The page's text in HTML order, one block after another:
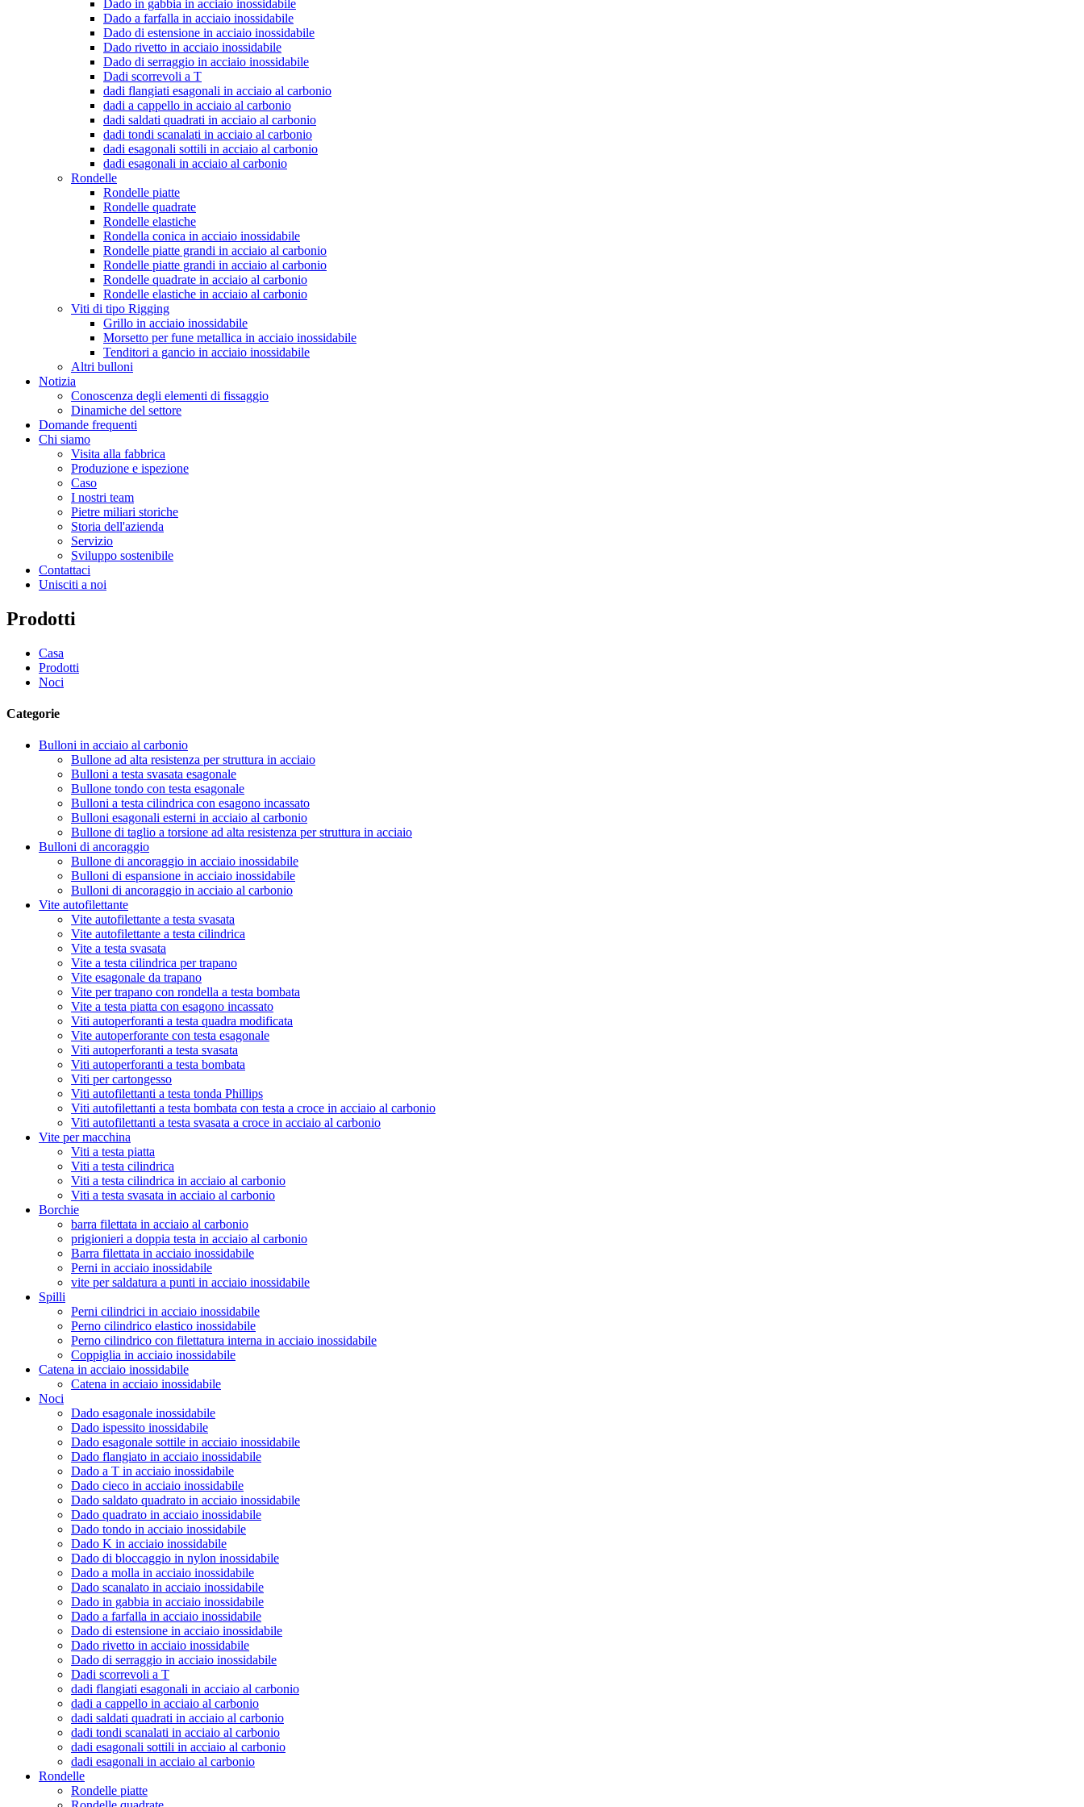
Dado in gabbia in acciaio inossidabile
Dado a farfalla in acciaio inossidabile
Dado di estensione in acciaio inossidabile
Dado rivetto in acciaio inossidabile
Dado di serraggio in acciaio inossidabile
Dadi scorrevoli a T
dadi flangiati esagonali in acciaio al carbonio
dadi a cappello in acciaio al carbonio
dadi saldati quadrati in acciaio al carbonio
dadi tondi scanalati in acciaio al carbonio
dadi esagonali sottili in acciaio al carbonio
dadi esagonali in acciaio al carbonio
Rondelle
Rondelle piatte
Rondelle quadrate
Rondelle elastiche
Rondella conica in acciaio inossidabile
Rondelle piatte grandi in acciaio al carbonio
Rondelle piatte grandi in acciaio al carbonio
Rondelle quadrate in acciaio al carbonio
Rondelle elastiche in acciaio al carbonio
Viti di tipo Rigging
Grillo in acciaio inossidabile
Morsetto per fune metallica in acciaio inossidabile
Tenditori a gancio in acciaio inossidabile
Altri bulloni
Notizia
Conoscenza degli elementi di fissaggio
Dinamiche del settore
Domande frequenti
Chi siamo
Visita alla fabbrica
Produzione e ispezione
Caso
I nostri team
Pietre miliari storiche
Storia dell'azienda
Servizio
Sviluppo sostenibile
Contattaci
Unisciti a noi
Prodotti
Casa
Prodotti
Noci
Categorie
Bulloni in acciaio al carbonio
Bullone ad alta resistenza per struttura in acciaio
Bulloni a testa svasata esagonale
Bullone tondo con testa esagonale
Bulloni a testa cilindrica con esagono incassato
Bulloni esagonali esterni in acciaio al carbonio
Bullone di taglio a torsione ad alta resistenza per struttura in acciaio
Bulloni di ancoraggio
Bullone di ancoraggio in acciaio inossidabile
Bulloni di espansione in acciaio inossidabile
Bulloni di ancoraggio in acciaio al carbonio
Vite autofilettante
Vite autofilettante a testa svasata
Vite autofilettante a testa cilindrica
Vite a testa svasata
Vite a testa cilindrica per trapano
Vite esagonale da trapano
Vite per trapano con rondella a testa bombata
Vite a testa piatta con esagono incassato
Viti autoperforanti a testa quadra modificata
Vite autoperforante con testa esagonale
Viti autoperforanti a testa svasata
Viti autoperforanti a testa bombata
Viti per cartongesso
Viti autofilettanti a testa tonda Phillips
Viti autofilettanti a testa bombata con testa a croce in acciaio al carbonio
Viti autofilettanti a testa svasata a croce in acciaio al carbonio
Vite per macchina
Viti a testa piatta
Viti a testa cilindrica
Viti a testa cilindrica in acciaio al carbonio
Viti a testa svasata in acciaio al carbonio
Borchie
barra filettata in acciaio al carbonio
prigionieri a doppia testa in acciaio al carbonio
Barra filettata in acciaio inossidabile
Perni in acciaio inossidabile
vite per saldatura a punti in acciaio inossidabile
Spilli
Perni cilindrici in acciaio inossidabile
Perno cilindrico elastico inossidabile
Perno cilindrico con filettatura interna in acciaio inossidabile
Coppiglia in acciaio inossidabile
Catena in acciaio inossidabile
Catena in acciaio inossidabile
Noci
Dado esagonale inossidabile
Dado ispessito inossidabile
Dado esagonale sottile in acciaio inossidabile
Dado flangiato in acciaio inossidabile
Dado a T in acciaio inossidabile
Dado cieco in acciaio inossidabile
Dado saldato quadrato in acciaio inossidabile
Dado quadrato in acciaio inossidabile
Dado tondo in acciaio inossidabile
Dado K in acciaio inossidabile
Dado di bloccaggio in nylon inossidabile
Dado a molla in acciaio inossidabile
Dado scanalato in acciaio inossidabile
Dado in gabbia in acciaio inossidabile
Dado a farfalla in acciaio inossidabile
Dado di estensione in acciaio inossidabile
Dado rivetto in acciaio inossidabile
Dado di serraggio in acciaio inossidabile
Dadi scorrevoli a T
dadi flangiati esagonali in acciaio al carbonio
dadi a cappello in acciaio al carbonio
dadi saldati quadrati in acciaio al carbonio
dadi tondi scanalati in acciaio al carbonio
dadi esagonali sottili in acciaio al carbonio
dadi esagonali in acciaio al carbonio
Rondelle
Rondelle piatte